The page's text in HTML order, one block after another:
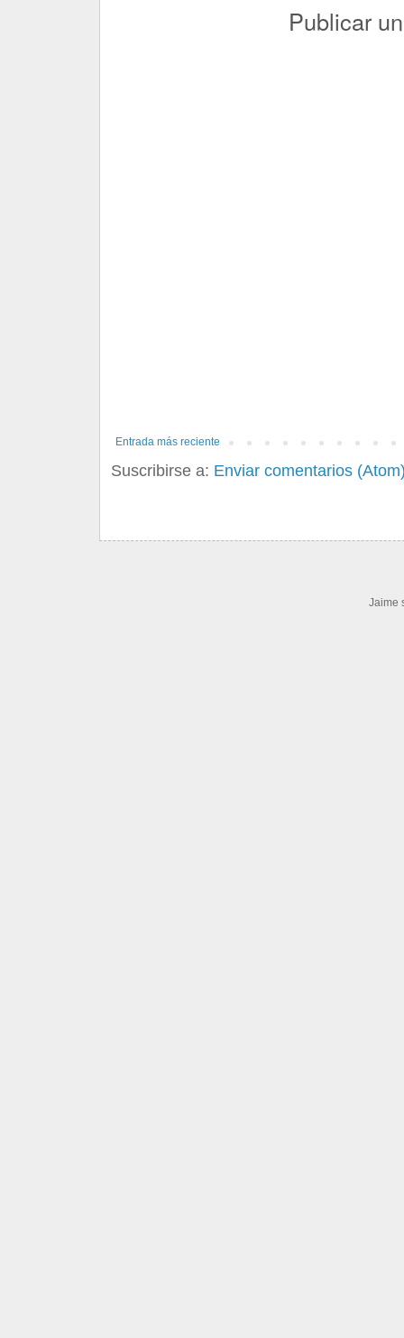
Publicar
Entrada más reciente
Suscribirse a: Enviar comentarios
Jaime